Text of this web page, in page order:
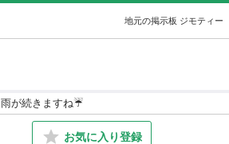
地元の掲示板 ジモティー
雨が続きますね☔
お気に入り登録